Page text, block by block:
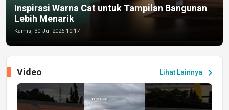
Inspirasi Warna Cat untuk Tampilan Bangunan
Lebih Menarik
Kamis, 30 Jul 2026 10:17
Lihat Lainnya chevron_right
Video